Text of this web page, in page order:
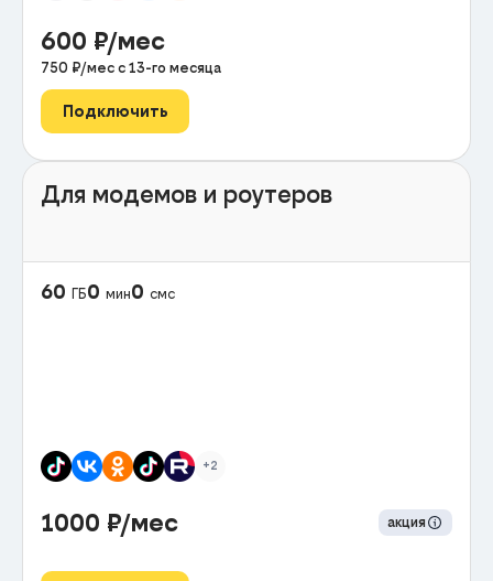
600 ₽/мес
750 ₽/мес с 13-го месяца
Подключить
Для модемов и роутеров
60 ГБ0 мин0 смс
+2
1000 ₽/мес акция